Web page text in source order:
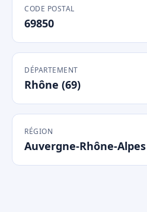
CODE POSTAL
69850
DÉPARTEMENT
Rhône (69)
RÉGION
Auvergne-Rhône-Alpes